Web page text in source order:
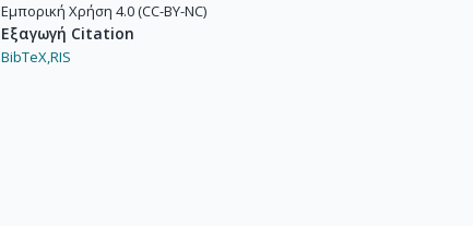
Εμπορική Χρήση 4.0 (CC-BY-NC)
Εξαγωγή Citation
BibTeX,RIS